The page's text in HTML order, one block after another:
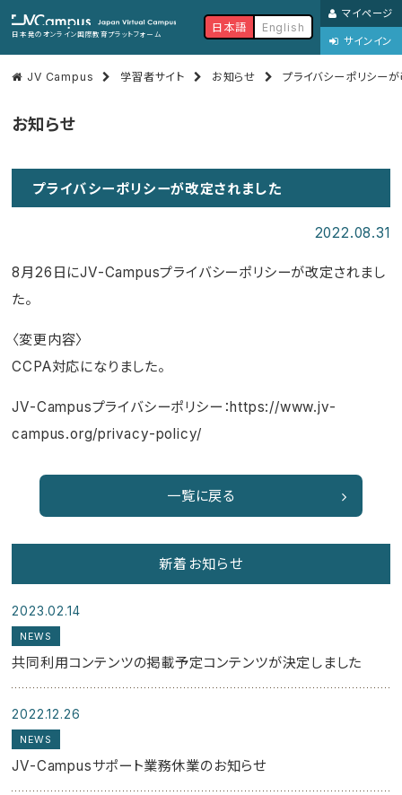
日本発のオンライン国際教育プラットフォーム
日本語 English
マイページ
サインイン
JV Campus 学習者サイト お知らせ プライバシーポリシー
お知らせ
プライバシーポリシーが改定されました
2022.08.31
8月26日にJV-Campusプライバシーポリシーが改定されまし
た。
〈変更内容〉
CCPA対応になりました。
JV-Campusプライバシーポリシー：https://www.jv-
campus.org/privacy-policy/
一覧に戻る
新着お知らせ
2023.02.14
NEWS
共同利用コンテンツの掲載予定コンテンツが決定しました
2022.12.26
NEWS
JV-Campusサポート業務休業のお知らせ